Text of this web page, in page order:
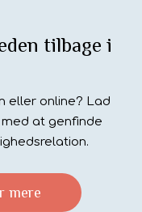
tilbage i
eller online? Lad
at genfinde
mere